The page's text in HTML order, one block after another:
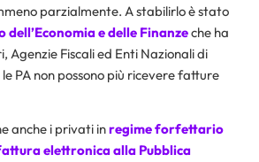
parzialmente. A stabilirlo è stato
dell’Economia e delle Finanzeche ha
Agenzie Fiscali ed Enti Nazionali di
PA non possono più ricevere fatture
anche i privati inregime forfettario
elettronicaalla Pubblica